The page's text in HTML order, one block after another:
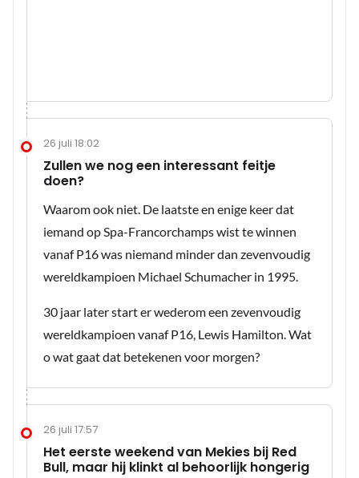
26 juli 18:02
Zullen we nog een interessant feitje
doen?
Waarom ook niet. De laatste en enige keer dat
iemand op Spa-Francorchamps wist te winnen
vanaf P16 was niemand minder dan zevenvoudig
wereldkampioen Michael Schumacher in 1995.
30 jaar later start er wederom een zevenvoudig
wereldkampioen vanaf P16, Lewis Hamilton. Wat
o wat gaat dat betekenen voor morgen?
26 juli 17:57
Het eerste weekend van Mekies bij Red
Bull, maar hij klinkt al behoorlijk hongerig